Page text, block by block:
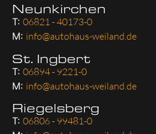
Neunkirchen
T: 06821 - 40173-0
M: info@autohaus-weiland.de
St. Ingbert
T: 06894 - 9221-0
M: info@autohaus-weiland.de
Riegelsberg
T: 06806 - 99481-0